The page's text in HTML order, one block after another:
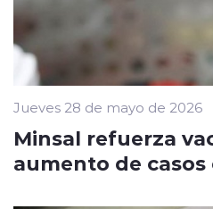
Jueves 28 de mayo de 2026
Minsal refuerza
aumento de